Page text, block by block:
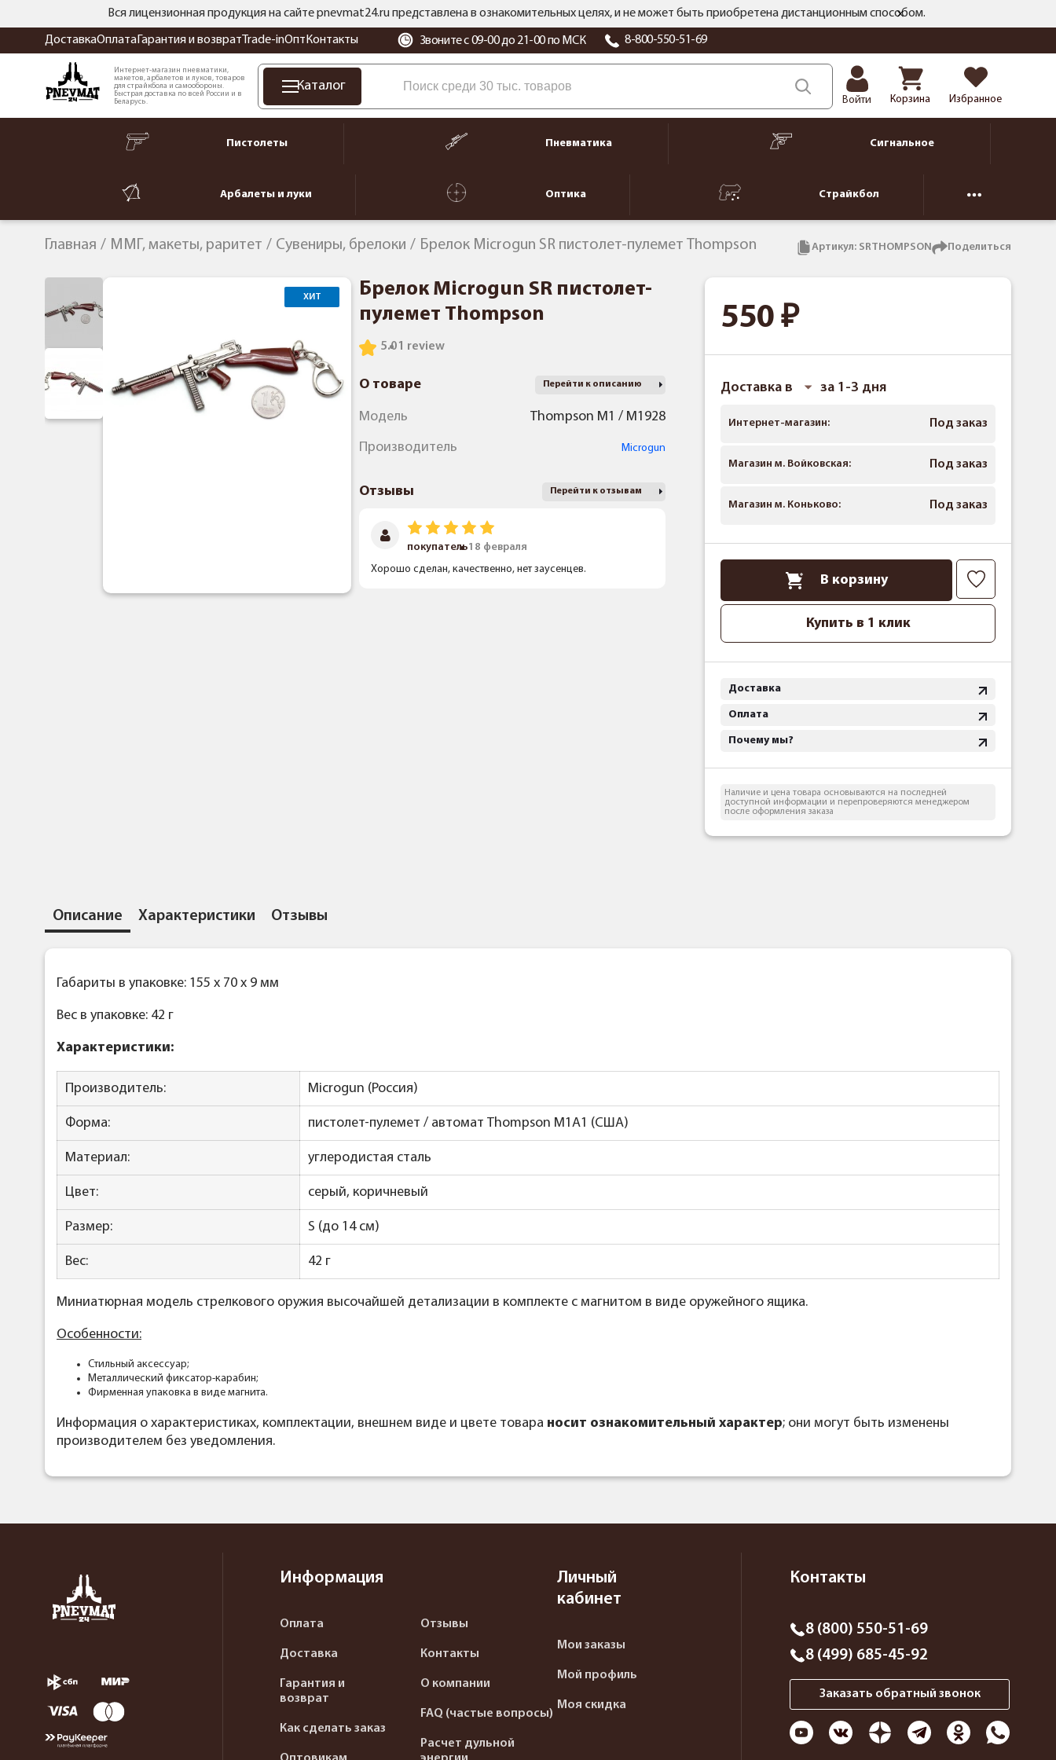
Вся лицензионная продукция на сайте pnevmat24.ru представлена в ознакомительных целях, и не может быть приобретена дистанционным способом.
ДоставкаОплата Гарантия и возврат Trade-inОпт Контакты Звоните с 09-00 до 21-00 по МСК 8-800-550-51-69
Интернет-магазин пневматики,
макетов, арбалетов и луков, товаров
для страйкбола и самообороны.
Быстрая доставка по всей России и в
Беларусь.
Каталог
Войти Корзина Избранное
Пистолеты Пневматика Сигнальное
Арбалеты и луки Оптика Страйкбол
Главная ММГ, макеты, раритет Сувениры, брелоки Брелок Microgun SR пистолет-пулемет Thompson Артикул: SRTHOMPSON Поделиться
ХИТ
Брелок Microgun SR пистолет-
пулемет Thompson
1 review
5.0
О товаре Перейти к описанию
Модель Thompson M1 / M1928
Производитель Microgun
Отзывы Перейти к отзывам
покупатель18 февраля
Хорошо сделан, качественно, нет заусенцев.
550
Доставка в за 1-3 дня
Интернет-магазин: Под заказ
Магазин м. Войковская: Под заказ
Магазин м. Коньково: Под заказ
В корзину
Купить в 1 клик
Доставка
Оплата
Почему мы?
Наличие и цена товара основываются на последней
доступной информации и перепроверяются менеджером
после оформления заказа
Описание Характеристики Отзывы
Габариты в упаковке: 155 x 70 x 9 мм
Вес в упаковке: 42 г
Характеристики:
Производитель: Microgun (Россия)
Форма: пистолет-пулемет / автомат Thompson M1A1 (США)
Материал: углеродистая сталь
Цвет: серый, коричневый
Размер: S (до 14 см)
Вес: 42 г
Миниатюрная модель стрелкового оружия высочайшей детализации в комплекте с магнитом в виде оружейного ящика.
Особенности:
Стильный аксессуар;
Металлический фиксатор-карабин;
Фирменная упаковка в виде магнита.
Информация о характеристиках, комплектации, внешнем виде и цвете товара носит ознакомительный характер; они могут быть изменены
производителем без уведомления.
Информация
Оплата
Доставка
Гарантия и
возврат
Как сделать заказ
Отзывы
Контакты
О компании
FAQ (частые вопросы)
Расчет дульной
Личный
кабинет
Мои заказы
Мой профиль
Моя скидка
Контакты
8 (800) 550-51-69
8 (499) 685-45-92
Заказать обратный звонок